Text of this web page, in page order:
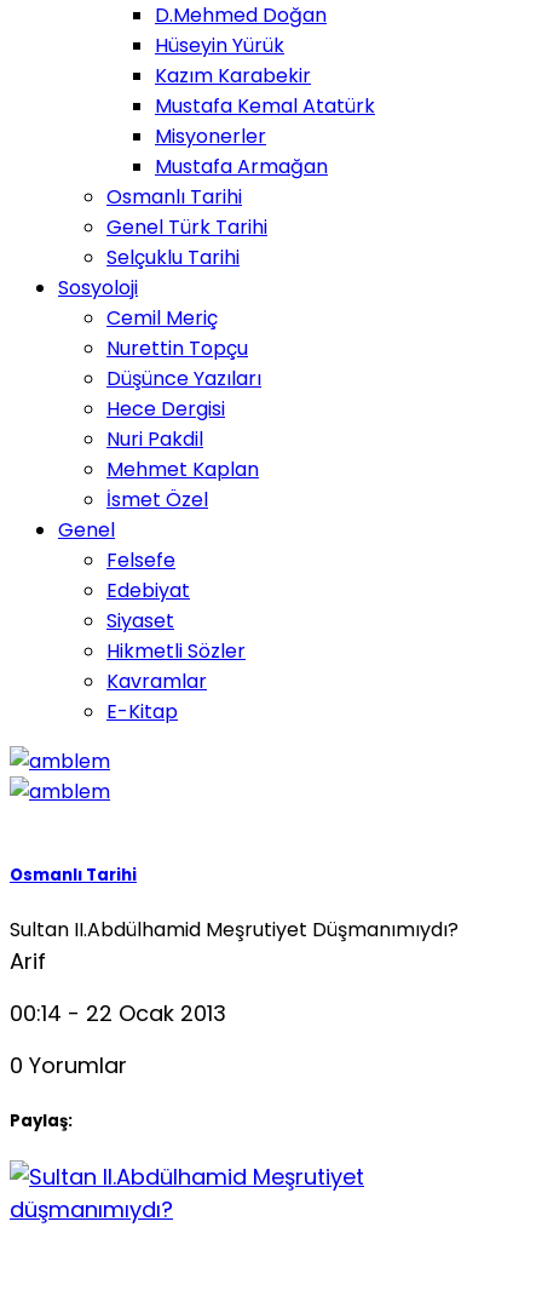
D.Mehmed Doğan
Hüseyin Yürük
Kazım Karabekir
Mustafa Kemal Atatürk
Misyonerler
Mustafa Armağan
Osmanlı Tarihi
Genel Türk Tarihi
Selçuklu Tarihi
Sosyoloji
Cemil Meriç
Nurettin Topçu
Düşünce Yazıları
Hece Dergisi
Nuri Pakdil
Mehmet Kaplan
İsmet Özel
Genel
Felsefe
Edebiyat
Siyaset
Hikmetli Sözler
Kavramlar
E-Kitap
Osmanlı Tarihi
Sultan II.Abdülhamid Meşrutiyet Düşmanımıydı?
Arif
00:14 - 22 Ocak 2013
0 Yorumlar
Paylaş: